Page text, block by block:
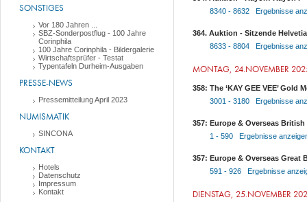
SONSTIGES
Vor 180 Jahren ...
SBZ-Sonderpostflug - 100 Jahre
Corinphila
100 Jahre Corinphila - Bildergalerie
Wirtschaftsprüfer - Testat
Typentafeln Durheim-Ausgaben
PRESSE-NEWS
Pressemitteilung April 2023
NUMISMATIK
SINCONA
KONTAKT
Hotels
Datenschutz
Impressum
Kontakt
8340 - 8632 Ergebnisse
364. Auktion - Sitzende
8633 - 8804 Ergebnisse
MONTAG, 24.NOVEMBER
358: The ‘KAY GEE VEE’
3001 - 3180 Ergebnisse
357: Europe & Overseas
1 - 590 Ergebnisse
357: Europe & Overseas Great
591 - 926 Ergebnisse
DIENSTAG, 25.NOVEMBER